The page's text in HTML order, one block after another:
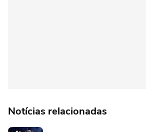
Notícias relacionadas